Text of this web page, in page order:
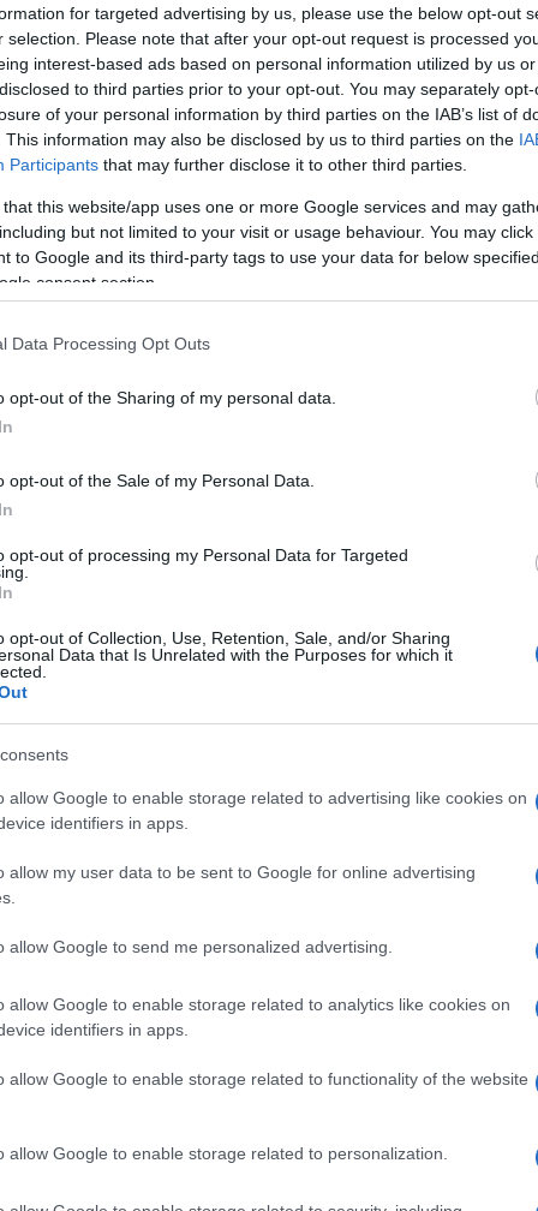
for targeted advertising by us, please use the below opt-out
selection. Please note that after your opt-out request is processed
interest-based ads based on personal information utilized by us
to third parties prior to your opt-out. You may separately
of your personal information by third parties on the IAB’s list of
This information may also be disclosed by us to third parties on the
Participants that may further disclose it to other third parties.
that this website/app uses one or more Google services and may
but not limited to your visit or usage behaviour. You may
to Google and its third-party tags to use your data for below
consent section.
Data Processing Opt Outs
opt-out of the Sharing of my personal data.
opt-out of the Sale of my Personal Data.
opt-out of processing my Personal Data for Targeted
opt-out of Collection, Use, Retention, Sale, and/or Sharing
Data that Is Unrelated with the Purposes for which it
allow Google to enable storage related to advertising like cookies on
identifiers in apps.
allow my user data to be sent to Google for online advertising
allow Google to send me personalized advertising.
allow Google to enable storage related to analytics like cookies on
identifiers in apps.
allow Google to enable storage related to functionality of the website
allow Google to enable storage related to personalization.
e il 15% delle donne dopo la gravidanza,
partum possono essere varie e complesse. I
umore basso , e difficoltà a concentrarsi. È
in grado di riconoscere questi segnali per
lababy blues, una condizione meno grave,
madri, fino all’80%. Questa sindrome,
vulnerabilità, di solito si risolve
post-partum
partum sono molteplici e spesso legate ai
il parto. Tuttavia, anche fattori come
giocano un ruolo significativo. È
di esprimere le proprie emozioni e di parlarne
giudicate.